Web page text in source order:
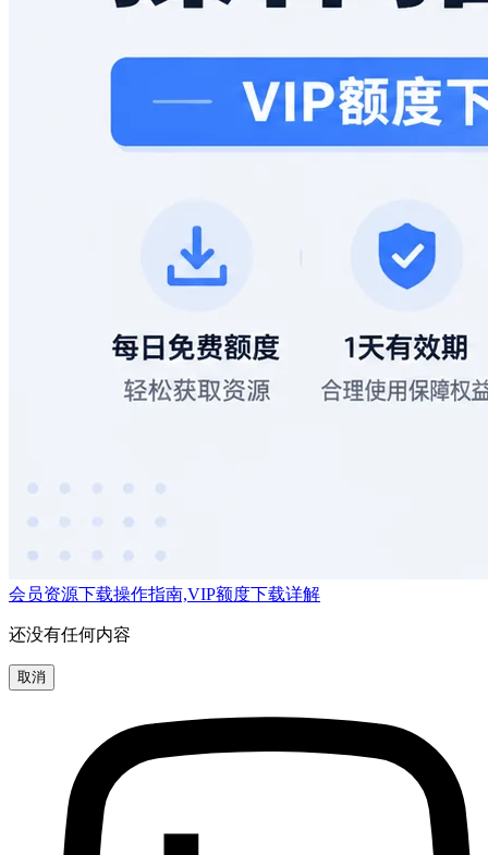
会员资源下载操作指南,VIP额度下载详解
还没有任何内容
取消